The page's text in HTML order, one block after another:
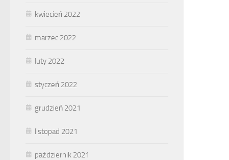
kwiecień 2022
marzec 2022
luty 2022
styczeń 2022
grudzień 2021
listopad 2021
październik 2021